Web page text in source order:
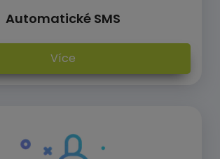
Automatické SMS
Více